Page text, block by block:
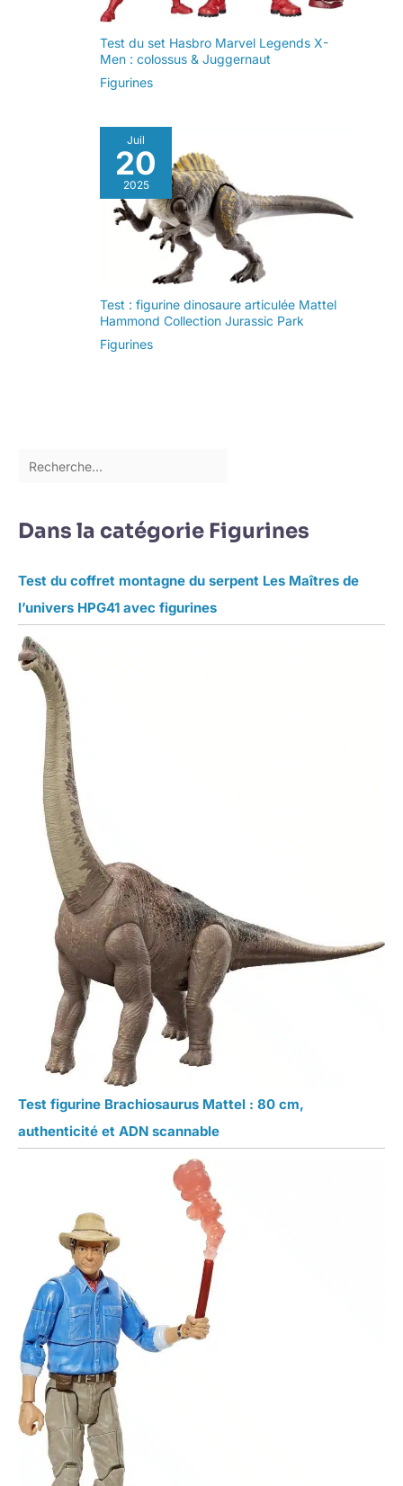
Test du set Hasbro Marvel Legends X-
Men : colossus & Juggernaut
Figurines
Juil
20
2025
Test : figurine dinosaure articulée Mattel
Hammond Collection Jurassic Park
Figurines
Dans la catégorie Figurines
Test du coffret montagne du serpent Les Maîtres de
l’univers HPG41 avec figurines
Test figurine Brachiosaurus Mattel : 80 cm,
authenticité et ADN scannable